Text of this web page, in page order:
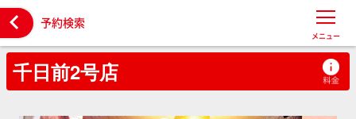
 予約検索
メニュー
千日前2号店